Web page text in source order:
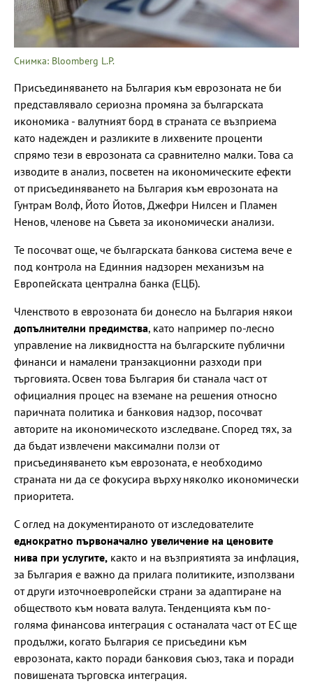
Снимка: Bloomberg L.P.
Присъединяването на България към еврозоната не би
представлявало сериозна промяна за българската
икономика - валутният борд в страната се възприема
като надежден и разликите в лихвените проценти
спрямо тези в еврозоната са сравнително малки. Това са
изводите в анализ, посветен на икономическите ефекти
от присъединяването на България към еврозоната на
Гунтрам Волф, Йото Йотов, Джефри Нилсен и Пламен
Ненов, членове на Съвета за икономически анализи.
Те посочват още, че българската банкова система вече е
под контрола на Единния надзорен механизъм на
Европейската централна банка (ЕЦБ).
Членството в еврозоната би донесло на България някои
допълнителни предимства, като например по-лесно
управление на ликвидността на българските публични
финанси и намалени транзакционни разходи при
търговията. Освен това България би станала част от
официалния процес на вземане на решения относно
паричната политика и банковия надзор, посочват
авторите на икономическото изследване. Според тях, за
да бъдат извлечени максимални ползи от
присъединяването към еврозоната, е необходимо
страната ни да се фокусира върху няколко икономически
приоритета.
С оглед на документираното от изследователите
еднократно първоначално увеличение на ценовите
нива при услугите, както и на възприятията за инфлация,
за България е важно да прилага политиките, използвани
от други източноевропейски страни за адаптиране на
обществото към новата валута. Тенденцията към по-
голяма финансова интеграция с останалата част от ЕС ще
продължи, когато България се присъедини към
еврозоната, както поради банковия съюз, така и поради
повишената търговска интеграция.